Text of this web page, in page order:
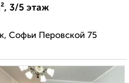
3/5 этаж
Софьи Перовской 75